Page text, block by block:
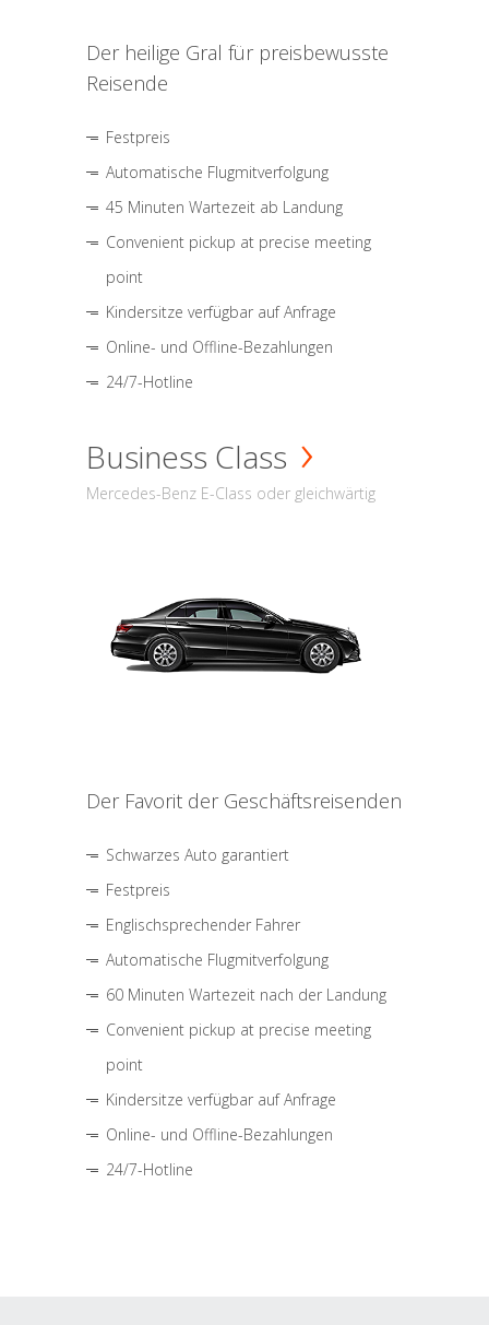
Der heilige Gral für preisbewusste
Reisende
Festpreis
Automatische Flugmitverfolgung
45 Minuten Wartezeit ab Landung
Convenient pickup at precise meeting
point
Kindersitze verfügbar auf Anfrage
Online- und Offline-Bezahlungen
24/7-Hotline
Business Class
Mercedes-Benz E-Class oder gleichwärtig
Der Favorit der Geschäftsreisenden
Schwarzes Auto garantiert
Festpreis
Englischsprechender Fahrer
Automatische Flugmitverfolgung
60 Minuten Wartezeit nach der Landung
Convenient pickup at precise meeting
point
Kindersitze verfügbar auf Anfrage
Online- und Offline-Bezahlungen
24/7-Hotline